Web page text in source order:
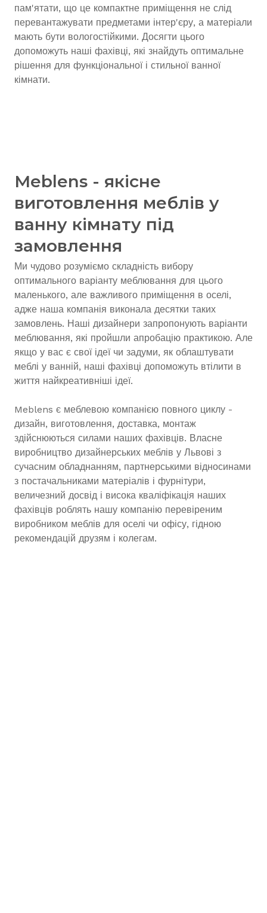
пам'ятати, що це компактне приміщення не слід
перевантажувати предметами інтер'єру, а матеріали
мають бути вологостійкими. Досягти цього
допоможуть наші фахівці, які знайдуть оптимальне
рішення для функціональної і стильної ванної
кімнати.
Meblens - якісне
виготовлення меблів у
ванну кімнату під
замовлення
Ми чудово розуміємо складність вибору
оптимального варіанту меблювання для цього
маленького, але важливого приміщення в оселі,
адже наша компанія виконала десятки таких
замовлень. Наші дизайнери запропонують варіанти
меблювання, які пройшли апробацію практикою. Але
якщо у вас є свої ідеї чи задуми, як облаштувати
меблі у ванній, наші фахівці допоможуть втілити в
життя найкреативніші ідеї.
Meblens є меблевою компанією повного циклу -
дизайн, виготовлення, доставка, монтаж
здійснюються силами наших фахівців. Власне
виробництво дизайнерських меблів у Львові з
сучасним обладнанням, партнерськими відносинами
з постачальниками матеріалів і фурнітури,
величезний досвід і висока кваліфікація наших
фахівців роблять нашу компанію перевіреним
виробником меблів для оселі чи офісу, гідною
рекомендацій друзям і колегам.